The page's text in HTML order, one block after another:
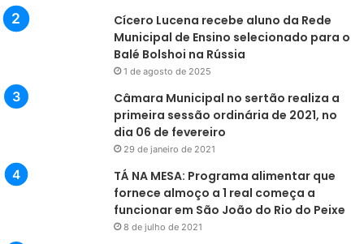
Cícero Lucena recebe aluno da Rede
Municipal de Ensino selecionado para o
Balé Bolshoi na Rússia
1 de agosto de 2025
Câmara Municipal no sertão realiza a
primeira sessão ordinária de 2021, no
dia 06 de fevereiro
29 de janeiro de 2021
TÁ NA MESA: Programa alimentar que
fornece almoço a 1 real começa a
funcionar em São João do Rio do Peixe
8 de julho de 2021